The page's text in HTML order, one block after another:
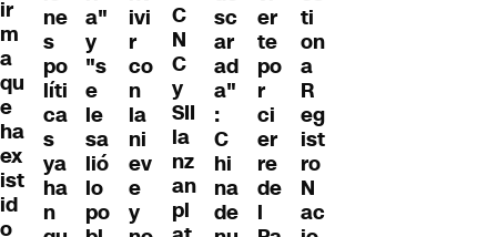
ir
m
a
qu
e
ha
ex
ist
id
o
ne
s
po
líti
ca
s
ya
ha
n
a"
y
"s
e
le
sa
lió
lo
po
ivi
r
co
n
la
ni
ev
e
y
C
N
C
y
SII
la
nz
an
pl
sc
ar
ad
a"
:
C
hi
na
de
er
te
po
r
ci
er
re
de
l
ti
on
a
R
eg
ist
ro
N
ac